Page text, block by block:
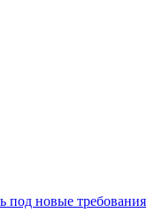
под новые требования